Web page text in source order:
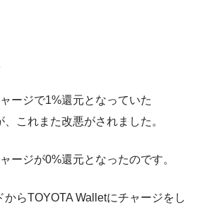
ージで1%還元となっていた
これまた改悪がされました。
ージが0%還元となったのです。
らTOYOTA Walletにチャージをし